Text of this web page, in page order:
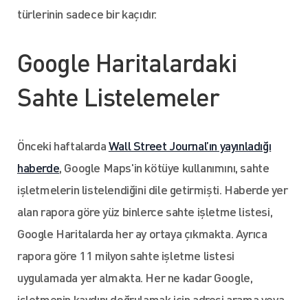
türlerinin sadece bir kaçıdır.
Google Haritalardaki
Sahte Listelemeler
Önceki haftalardaWall Street Journal’ın yayınladığı
haberde, Google Maps'in kötüye kullanımını, sahte
işletmelerin listelendiğini dile getirmişti. Haberde yer
alan rapora göre yüz binlerce sahte işletme listesi,
Google Haritalarda her ay ortaya çıkmakta. Ayrıca
rapora göre 11 milyon sahte işletme listesi
uygulamada yer almakta. Her ne kadar Google,